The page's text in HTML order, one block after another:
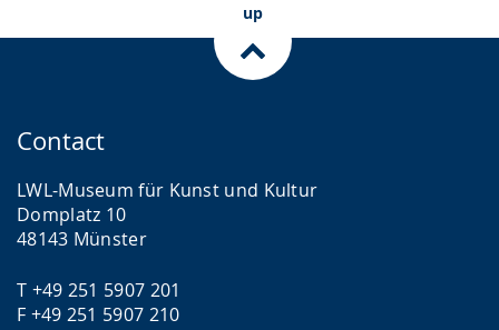
up
Contact
LWL-Museum für Kunst und Kultur
Domplatz 10
48143 Münster
T +49 251 5907 201
F +49 251 5907 210